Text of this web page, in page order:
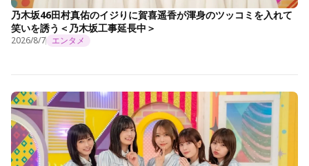
乃木坂46田村真佑のイジりに賀喜遥香が渾身のツッコミを入れて
笑いを誘う＜乃木坂工事延長中＞
2026/8/7 エンタメ